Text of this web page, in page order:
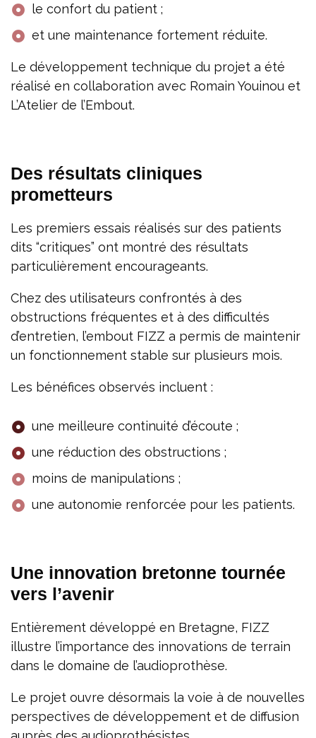
le confort du patient ;
et une maintenance fortement réduite.
Le développement technique du projet a été
réalisé en collaboration avec Romain Youinou et
L’Atelier de l’Embout.
Des résultats cliniques
prometteurs
Les premiers essais réalisés sur des patients
dits “critiques” ont montré des résultats
particulièrement encourageants.
Chez des utilisateurs confrontés à des
obstructions fréquentes et à des difficultés
d’entretien, l’embout FIZZ a permis de maintenir
un fonctionnement stable sur plusieurs mois.
Les bénéfices observés incluent :
une meilleure continuité d’écoute ;
une réduction des obstructions ;
moins de manipulations ;
une autonomie renforcée pour les patients.
Une innovation bretonne tournée
vers l’avenir
Entièrement développé en Bretagne, FIZZ
illustre l’importance des innovations de terrain
dans le domaine de l’audioprothèse.
Le projet ouvre désormais la voie à de nouvelles
perspectives de développement et de diffusion